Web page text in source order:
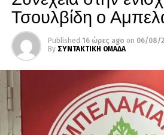
Τσουλβίδη ο
Published 16 ώρες ago on 06/08/
By ΣΥΝΤΑΚΤΙΚΗ ΟΜΑΔΑ